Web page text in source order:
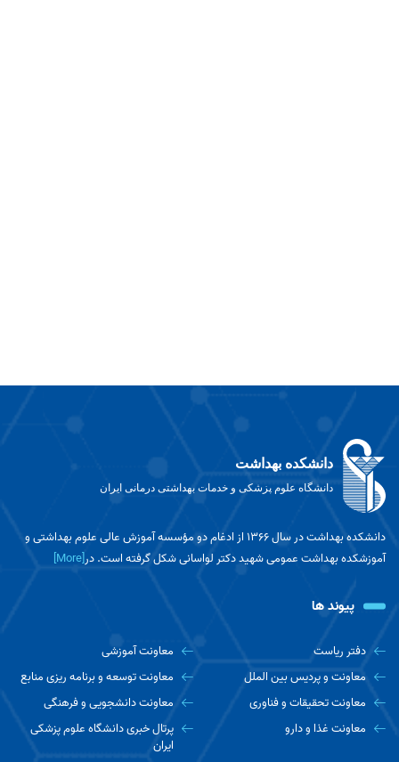
دانشکده بهداشت
دانشگاه علوم پزشکی و خدمات بهداشتی درمانی ایران
دانشکده بهداشت در سال ۱۳۶۶ از ادغام دو مؤسسه آموزش عالی علوم بهداشتی و
آموزشکده بهداشت عمومی شهید دکتر لواسانی شکل گرفته است. در[More]
پیوند ها
دفتر ریاست
معاونت آموزشی
معاونت و پردیس بین الملل
معاونت توسعه و برنامه ریزی منابع
معاونت تحقیقات و فناوری
معاونت دانشجویی و فرهنگی
معاونت غذا و دارو
پرتال خبری دانشگاه علوم پزشکی
ایران